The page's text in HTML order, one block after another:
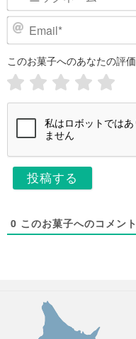
このお菓子へのあなたの評価
0 このお菓子へのコメント